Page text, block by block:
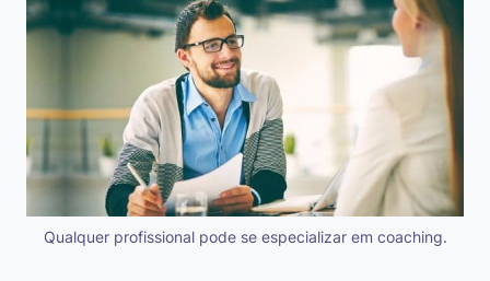
Qualquer profissional pode se especializar em coaching.